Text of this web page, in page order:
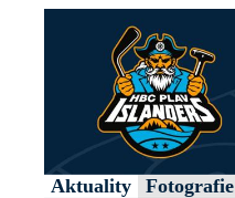
Aktuality Fotografie